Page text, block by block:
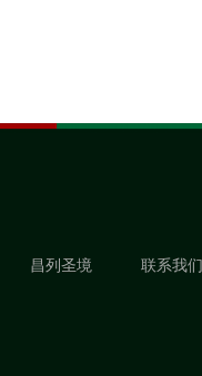
昌列圣境 联系我们